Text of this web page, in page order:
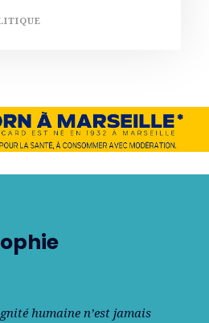
humaine n’est jamais